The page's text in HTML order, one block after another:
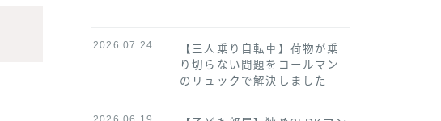
【三人乗り自転車】荷物が乗
り切らない問題をコールマン
のリュックで解決しました
2026.07.24
2026.06.19